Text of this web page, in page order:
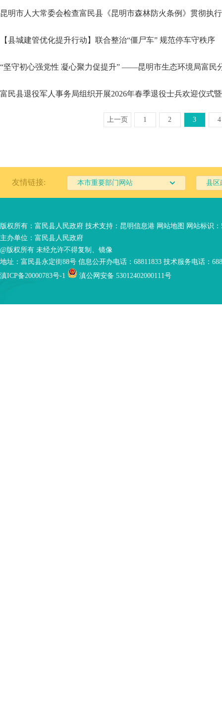
昆明市人大常委会检查富民县《昆明市森林防火条例》贯彻执
【县城建管优化提升行动】联合整治“僵尸车” 规范停车守秩序
“坚守初心强党性 凝心聚力促提升” ——昆明市生态环境局富民
富民县退役军人事务局组织开展2026年春季退役士兵欢迎仪式
上一页 1 2 3 4
友情链接: 本市重要部门网站 县区
版权所有：富民县人民政府 技术支持： 昆明信息港 网站地图 网站标识：
主办单位：富民县人民政府
@版权所有 未经允许不得复制、镜像
地址：富民县永定街88号 信息公开办电话：68811833 技术服务电话：
滇ICP备20000783号-1
滇公网安备 53012402000111号